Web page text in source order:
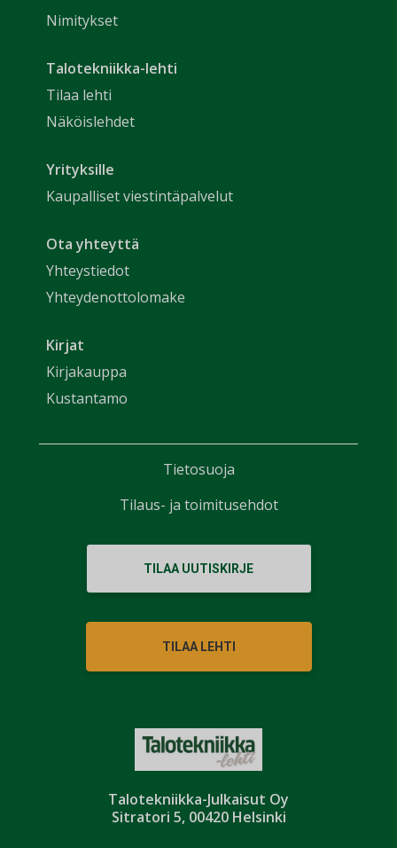
Talotekniikka-Julkaisut Oy
Sitratori 5, 00420 Helsinki
Nimitykset
Talotekniikka-lehti
Tilaa lehti
Näköislehdet
Yrityksille
Kaupalliset viestintäpalvelut
Ota yhteyttä
Yhteystiedot
Yhteydenottolomake
Kirjat
Kirjakauppa
Kustantamo
TILAA UUTISKIRJE
TILAA LEHTI
Tietosuoja
Tilaus- ja toimitusehdot